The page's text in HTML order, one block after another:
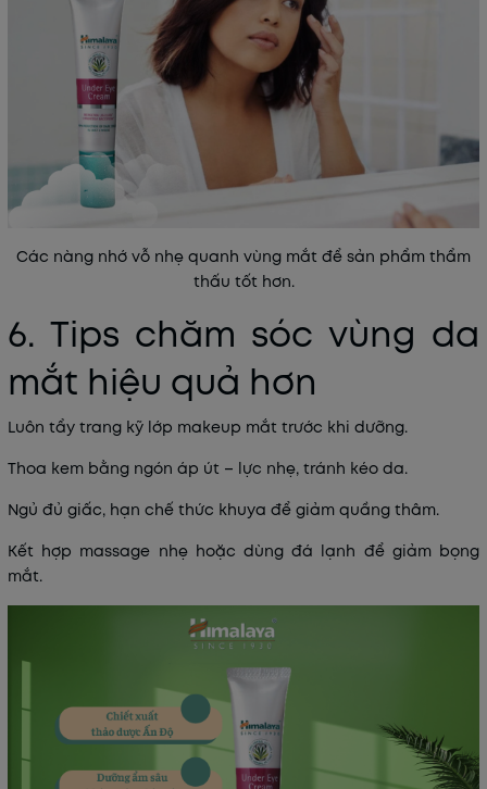
Các nàng nhớ vỗ nhẹ quanh vùng mắt để sản phẩm thẩm
thấu tốt hơn.
6. Tips chăm sóc vùng da
mắt hiệu quả hơn
Luôn tẩy trang kỹ lớp makeup mắt trước khi dưỡng.
Thoa kem bằng ngón áp út – lực nhẹ, tránh kéo da.
Ngủ đủ giấc, hạn chế thức khuya để giảm quầng thâm.
Kết hợp massage nhẹhoặc dùng đá lạnh để giảm bọng
mắt.